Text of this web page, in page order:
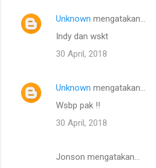
Unknown mengatakan…
Indy dan wskt
30 April, 2018
Unknown mengatakan…
Wsbp pak !!
30 April, 2018
Jonson mengatakan…